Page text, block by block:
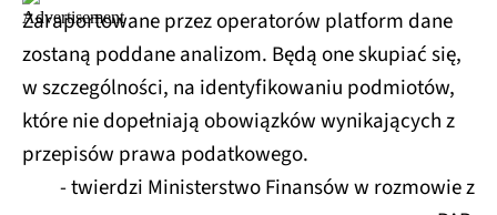
Zaraportowane przez operatorów platform dane
zostaną poddane analizom. Będą one skupiać się,
w szczególności, na identyfikowaniu podmiotów,
które nie dopełniają obowiązków wynikających z
przepisów prawa podatkowego.
- twierdzi Ministerstwo Finansów w rozmowie z